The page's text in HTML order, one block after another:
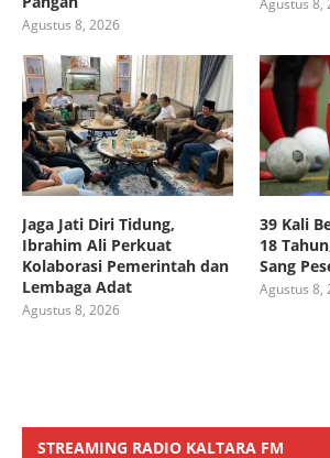
Agustus 8, 2026
Agustus 8,
Jaga Jati Diri Tidung,
Ibrahim Ali Perkuat
Kolaborasi Pemerintah dan
Lembaga Adat
Agustus 8, 2026
39 Kali
18
Sang
Agustus 8,
STREAMING RADIO KALTARA FM